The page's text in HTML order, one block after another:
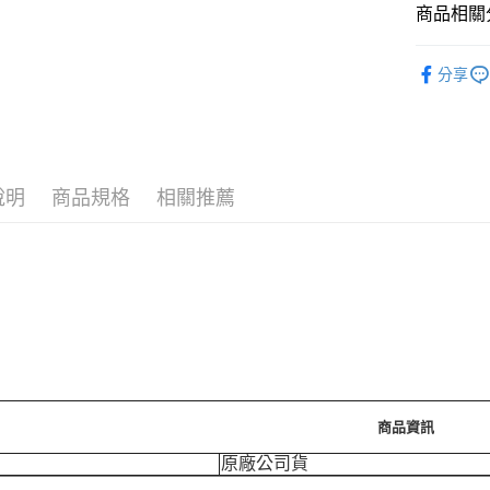
7-11取貨
商品相關
分享
明 商品規格 相關推薦
商品資訊
原廠公司貨